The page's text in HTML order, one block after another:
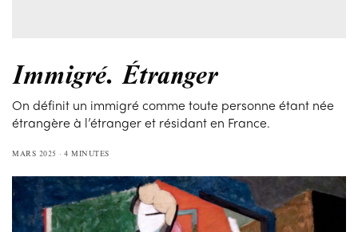
Immigré. Étranger
On définit un immigré comme toute personne étant née
étrangère à l’étranger et résidant en France.
MARS 2025 4 MINUTES